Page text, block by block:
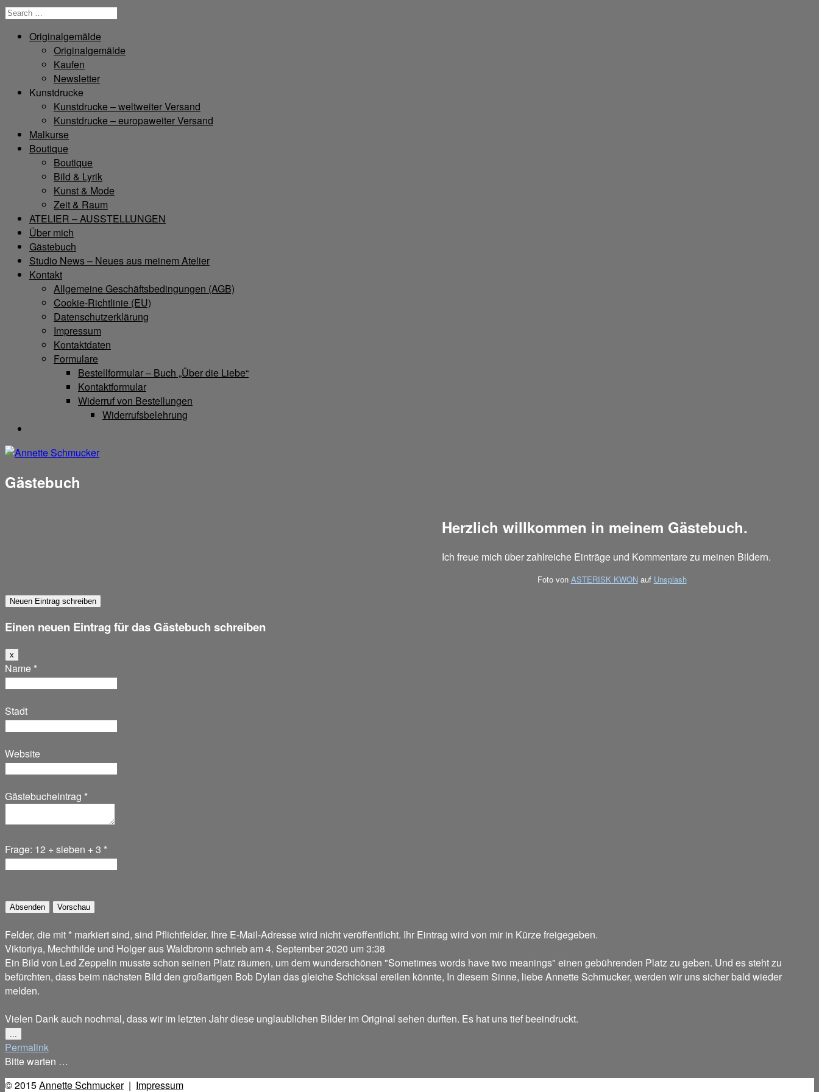
Originalgemälde
Originalgemälde
Kaufen
Newsletter
Kunstdrucke
Kunstdrucke – weltweiter Versand
Kunstdrucke – europaweiter Versand
Malkurse
Boutique
Boutique
Bild & Lyrik
Kunst & Mode
Zeit & Raum
ATELIER – AUSSTELLUNGEN
Über mich
Gästebuch
Studio News – Neues aus meinem Atelier
Kontakt
Allgemeine Geschäftsbedingungen (AGB)
Cookie-Richtlinie (EU)
Datenschutzerklärung
Impressum
Kontaktdaten
Formulare
Bestellformular – Buch „Über die Liebe“
Kontaktformular
Widerruf von Bestellungen
Widerrufsbelehrung
Gästebuch
Herzlich willkommen in meinem Gästebuch.
Ich freue mich über zahlreiche Einträge und Kommentare zu meinen Bildern.
Foto von ASTERISK KWONauf Unsplash
Einen neuen Eintrag für das Gästebuch schreiben
x
Formular
ausblenden
Name *
Stadt
Website
Gästebucheintrag *
Frage: 12 + sieben + 3 *
Felder, die mit * markiert sind, sind Pflichtfelder. Ihre E-Mail-Adresse wird nicht veröffentlicht. Ihr Eintrag wird von mir in Kürze freigegeben.
Viktoriya, Mechthilde und HolgerausWaldbronn schrieb am 4. September 2020 um 3:38
Ein Bild von Led Zeppelin musste schon seinen Platz räumen, um dem wunderschönen "Sometimes words have two meanings" einen gebührenden Platz zu geben. Und es steht zu
befürchten, dass beim nächsten Bild den großartigen Bob Dylan das gleiche Schicksal ereilen könnte, In diesem Sinne, liebe Annette Schmucker, werden wir uns sicher bald wieder
melden.
Vielen Dank auch nochmal, dass wir im letzten Jahr diese unglaublichen Bilder im Original sehen durften. Es hat uns tief beeindruckt.
...
Metabox
ein-/ausblenden.
Permalink
Bitte warten …
© 2015Annette Schmucker| Impressum